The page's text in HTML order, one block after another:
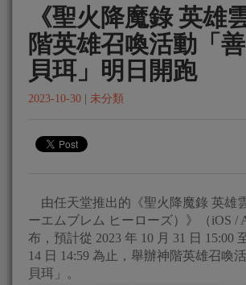
《聖火降魔錄 英雄
階英雄召喚活動「
貝珥」明日開跑
2023-10-30 未分類
由任天堂推出的《聖火降魔錄 英雄
ーエムブレム ヒーローズ）》（iOS /
布，預計從 2023 年 10 月 31 日 15:00
14 日 14:59 為止，舉辦神階英雄召喚
貝珥」。